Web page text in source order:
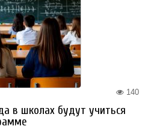
140
в школах будут учиться